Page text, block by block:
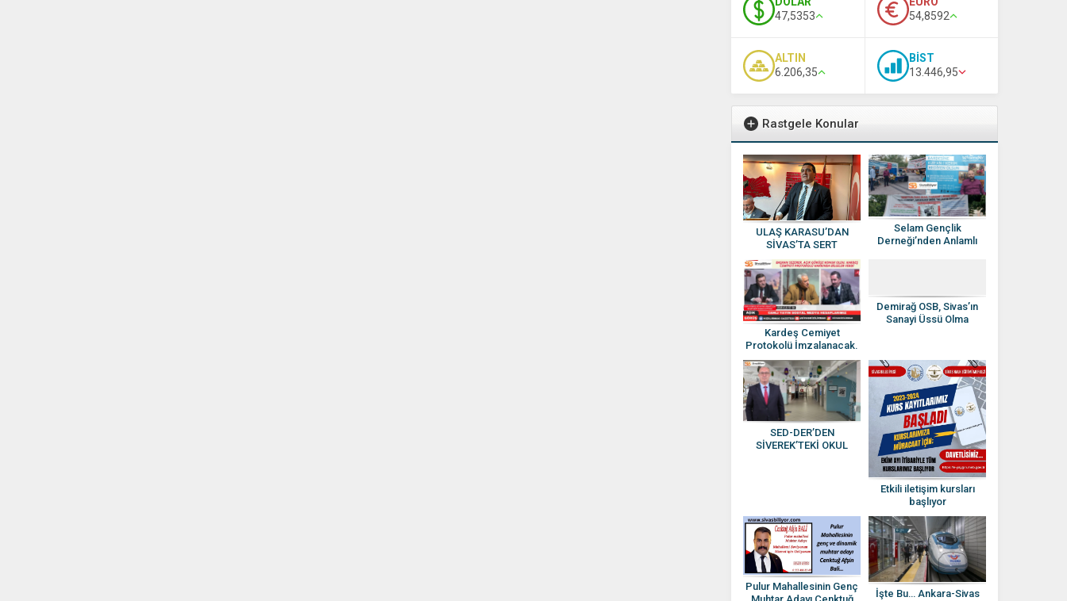
47,5353
54,8592
ALTIN
6.206,35
BİST
13.446,95
Rastgele Konular
ULAŞ KARASU’DAN
SİVAS’TA SERT
AÇIKLAMALAR
Selam Gençlik
Derneği’nden Anlamlı
Kardeş Cemiyet
Protokolü İmzalanacak.
Sezerer, Açık görüşe
konuk oldu
Demirağ OSB, Sivas’ın
Sanayi Üssü Olma
SED-DER’DEN
SİVEREK’TEKİ OKUL
Etkili iletişim kursları
başlıyor
Pulur Mahallesinin Genç
İşte Bu… Ankara-Sivas